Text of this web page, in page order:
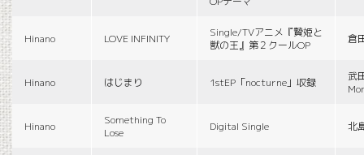
Hinano LOVE INFINITY
Single/TVアニメ『贄姫と
獣の王』第２クールOP
倉
Hinano はじまり 1stEP「nocturne」収録
武
Hinano
Something To
Lose
Digital Single 北